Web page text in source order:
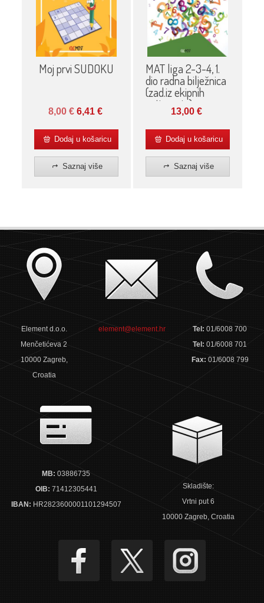
Moj prvi SUDOKU
8,00€ 6,41 €
Dodaj u košaricu
Saznaj više
MAT liga 2-3-4, 1.
dio radna bilježnica
(zad.iz ekipnih
natjecanja)
13,00€
Dodaj u košaricu
Saznaj više
Element d.o.o.
Menčetićeva 2
10000 Zagreb,
Croatia
element@element.hr Tel:01/6008 700
Tel:01/6008 701
Fax: 01/6008 799
MB: 03886735
OIB: 71412305441
IBAN: HR2823600001101294507
Skladište:
Vrtni put 6
10000 Zagreb, Croatia